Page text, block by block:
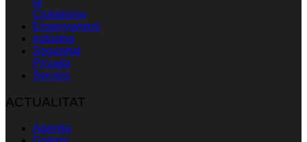
Ciutadania
Ensenyament
Indústria
Seguretat
Privada
Serveis
ACTUALITAT
Agenda